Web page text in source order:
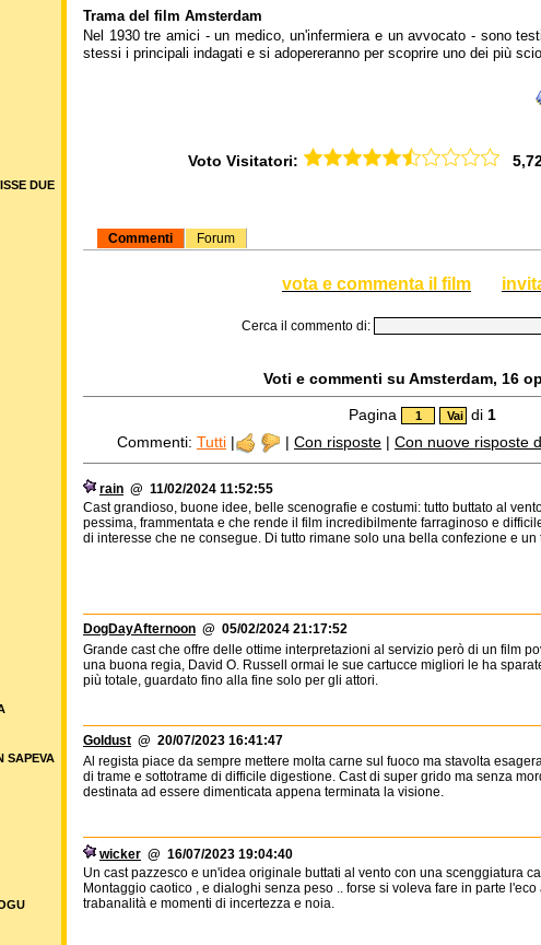
Trama del film Amsterdam
Nel 1930 tre amici - un medico, un'infermiera e un avvocato - sono
stessi i principali indagati e si adopereranno per scoprire uno dei più
Voto Visitatori:
Commenti Forum
vota e commenta il film
Cerca il commento di:
Voti e commenti su Amsterdam, 16
Pagina di 1
Commenti: Tutti | | Con risposte | Con nuove risposte
rain @ 11/02/2024 11:52:55
Cast grandioso, buone idee, belle scenografie e costumi: tutto buttato al
pessima, frammentata e che rende il film incredibilmente farraginoso e
di interesse che ne consegue. Di tutto rimane solo una bella confezione e
DogDayAfternoon @ 05/02/2024 21:17:52
Grande cast che offre delle ottime interpretazioni al servizio però di un film
una buona regia, David O. Russell ormai le sue cartucce migliori le ha
più totale, guardato fino alla fine solo per gli attori.
Goldust @ 20/07/2023 16:41:47
Al regista piace da sempre mettere molta carne sul fuoco ma stavolta
di trame e sottotrame di difficile digestione. Cast di super grido ma senza
destinata ad essere dimenticata appena terminata la visione.
wicker @ 16/07/2023 19:04:40
Un cast pazzesco e un'idea originale buttati al vento con una scenggiatura
Montaggio caotico , e dialoghi senza peso .. forse si voleva fare in parte
trabanalità e momenti di incertezza e noia.
DUE
SAPEVA